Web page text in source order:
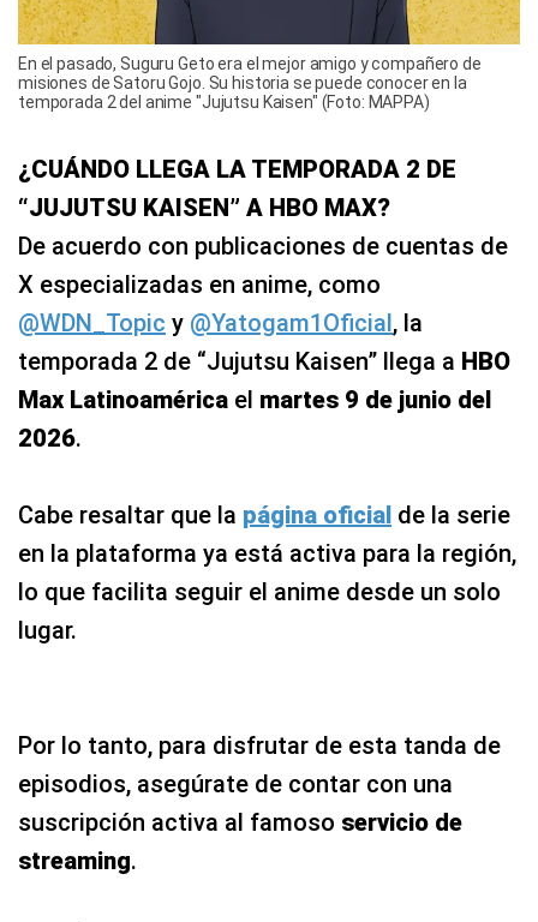
En el pasado, Suguru Geto era el mejor amigo y compañero de
misiones de Satoru Gojo. Su historia se puede conocer en la
temporada 2 del anime "Jujutsu Kaisen" (Foto: MAPPA)
¿CUÁNDO LLEGA LA TEMPORADA 2 DE
“JUJUTSU KAISEN” A HBO MAX?
De acuerdo con publicaciones de cuentas de
X especializadas en anime, como
@WDN_Topic y @Yatogam1Oficial , la
temporada 2 de “Jujutsu Kaisen” llega a HBO
Max Latinoamérica el martes 9 de junio del
2026.
Cabe resaltar que la página oficial de la serie
en la plataforma ya está activa para la región,
lo que facilita seguir el anime desde un solo
lugar.
Por lo tanto, para disfrutar de esta tanda de
episodios, asegúrate de contar con una
suscripción activa al famoso servicio de
streaming.